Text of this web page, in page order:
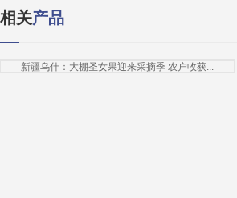
相关产品
新疆乌什：大棚圣女果迎来采摘季 农户收获...